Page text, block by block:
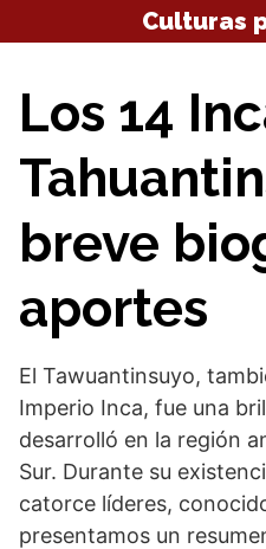
al
Culturas
Los 14
breve
aportes
El Tawuantinsuyo,
Imperio Inca, fue una
desarrolló en la región
Sur. Durante su
catorce líderes,
presentamos un